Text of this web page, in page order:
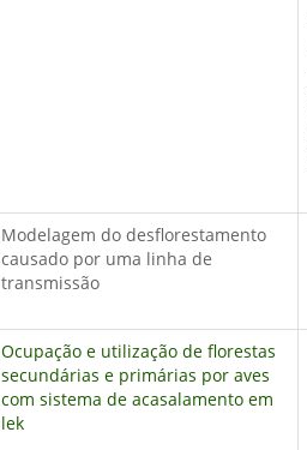
Modelagem do desflorestamento
causado por uma linha de
transmissão
Ocupação e utilização de florestas
secundárias e primárias por aves
com sistema de acasalamento em
lek